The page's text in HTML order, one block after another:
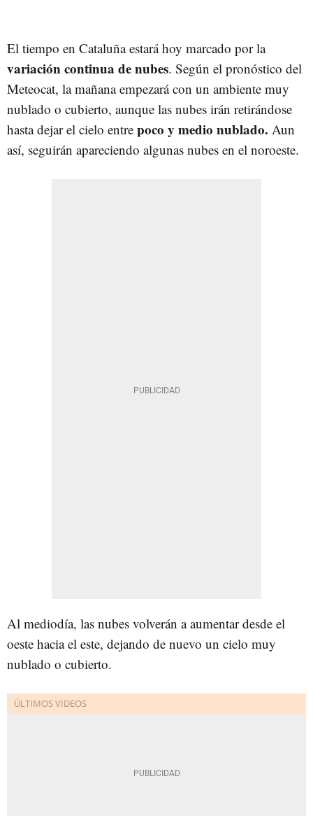
El tiempo en Cataluña estará hoy marcado por la
variación continua de nubes. Según el pronóstico del
Meteocat, la mañana empezará con un ambiente muy
nublado o cubierto, aunque las nubes irán retirándose
hasta dejar el cielo entre poco y medio nublado. Aun
así, seguirán apareciendo algunas nubes en el noroeste.
Al mediodía, las nubes volverán a aumentar desde el
oeste hacia el este, dejando de nuevo un cielo muy
nublado o cubierto.